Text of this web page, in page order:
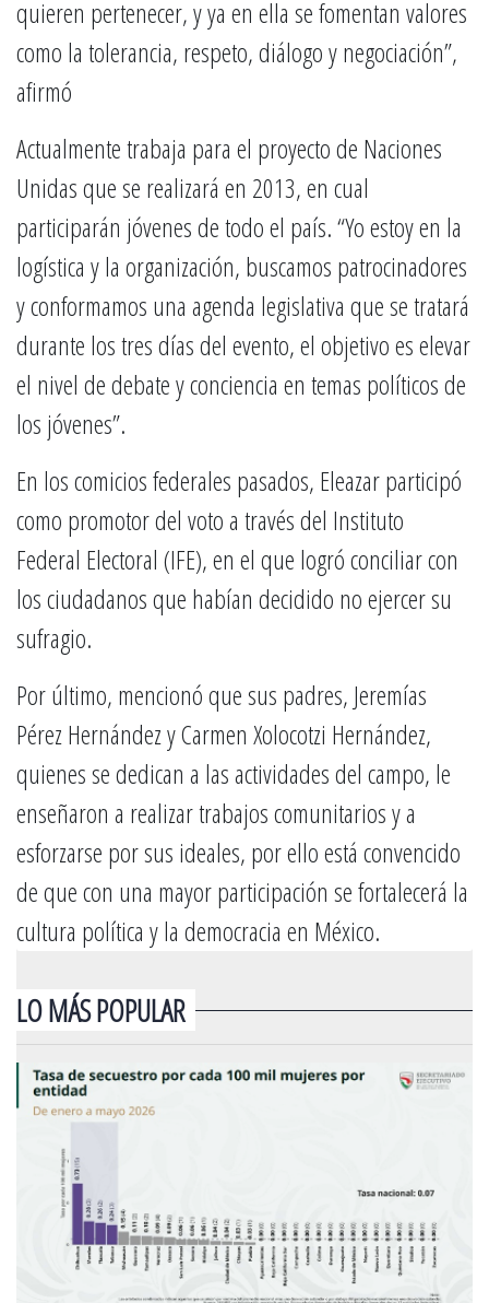
quieren pertenecer, y ya en ella se fomentan valores
como la tolerancia, respeto, diálogo y negociación”,
afirmó
Actualmente trabaja para el proyecto de Naciones
Unidas que se realizará en 2013, en cual
participarán jóvenes de todo el país. “Yo estoy en la
logística y la organización, buscamos patrocinadores
y conformamos una agenda legislativa que se tratará
durante los tres días del evento, el objetivo es elevar
el nivel de debate y conciencia en temas políticos de
los jóvenes”.
En los comicios federales pasados, Eleazar participó
como promotor del voto a través del Instituto
Federal Electoral (IFE), en el que logró conciliar con
los ciudadanos que habían decidido no ejercer su
sufragio.
Por último, mencionó que sus padres, Jeremías
Pérez Hernández y Carmen Xolocotzi Hernández,
quienes se dedican a las actividades del campo, le
enseñaron a realizar trabajos comunitarios y a
esforzarse por sus ideales, por ello está convencido
de que con una mayor participación se fortalecerá la
cultura política y la democracia en México.
LO MÁS POPULAR